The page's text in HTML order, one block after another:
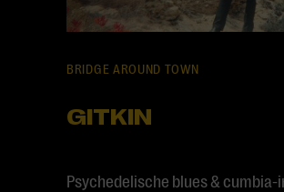
GITKIN
BRIDGE AROUND TOWN
Psychedelische blues &